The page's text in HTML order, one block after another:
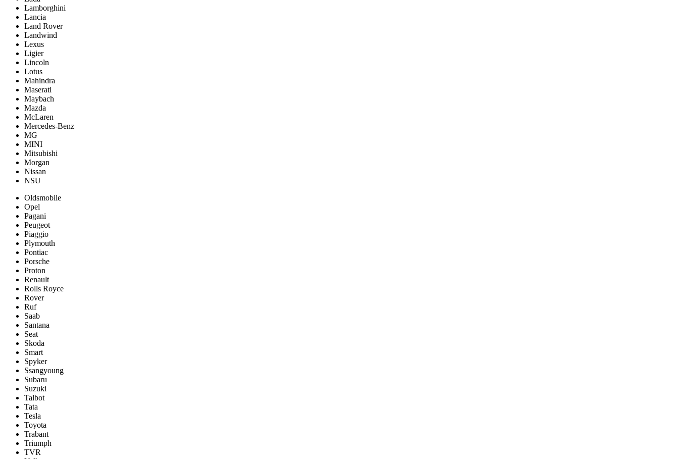
Lamborghini
Lancia
Land Rover
Landwind
Lexus
Ligier
Lincoln
Lotus
Mahindra
Maserati
Maybach
Mazda
McLaren
Mercedes-Benz
MG
MINI
Mitsubishi
Morgan
Nissan
NSU
Oldsmobile
Opel
Pagani
Peugeot
Piaggio
Plymouth
Pontiac
Porsche
Proton
Renault
Rolls Royce
Rover
Ruf
Saab
Santana
Seat
Skoda
Smart
Spyker
Ssangyoung
Subaru
Suzuki
Talbot
Tata
Tesla
Toyota
Trabant
Triumph
TVR